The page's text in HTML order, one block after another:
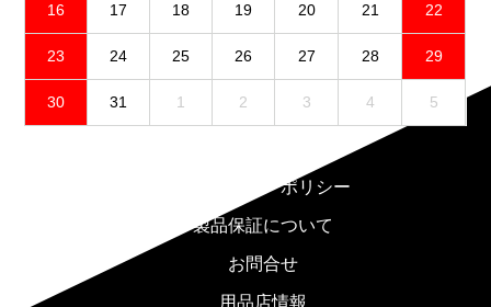
16 17 18 19 20 21 22
23 24 25 26 27 28 29
30 31 1 2 3 4 5
プライバシーポリシー
製品保証について
お問合せ
用品店情報